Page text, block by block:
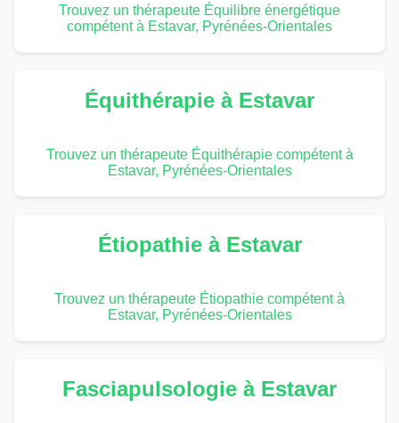
Trouvez un thérapeute Équilibre énergétique
compétent à Estavar, Pyrénées-Orientales
Équithérapie à Estavar
Trouvez un thérapeute Équithérapie compétent à
Estavar, Pyrénées-Orientales
Étiopathie à Estavar
Trouvez un thérapeute Étiopathie compétent à
Estavar, Pyrénées-Orientales
Fasciapulsologie à Estavar